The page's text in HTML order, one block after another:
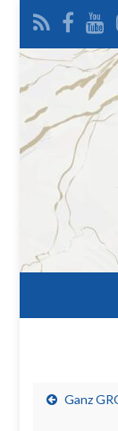
Ganz